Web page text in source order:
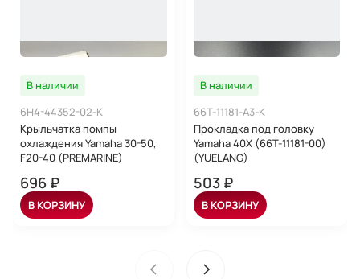
В наличии
6H4-44352-02-K
Крыльчатка помпы
охлаждения Yamaha 30-50,
F20-40 (PREMARINE)
696 ₽
В КОРЗИНУ
В наличии
66T-11181-A3-K
Прокладка под головку
Yamaha 40X (66T-11181-00)
(YUELANG)
503 ₽
В КОРЗИНУ